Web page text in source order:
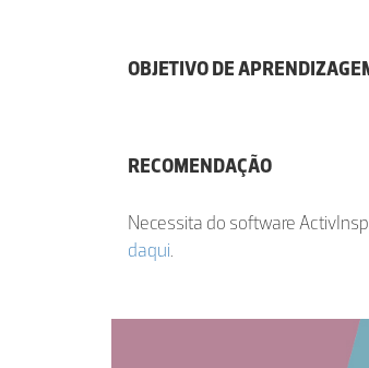
OBJETIVO DE
RECOMENDAÇÃO
Necessita do software
daqui.